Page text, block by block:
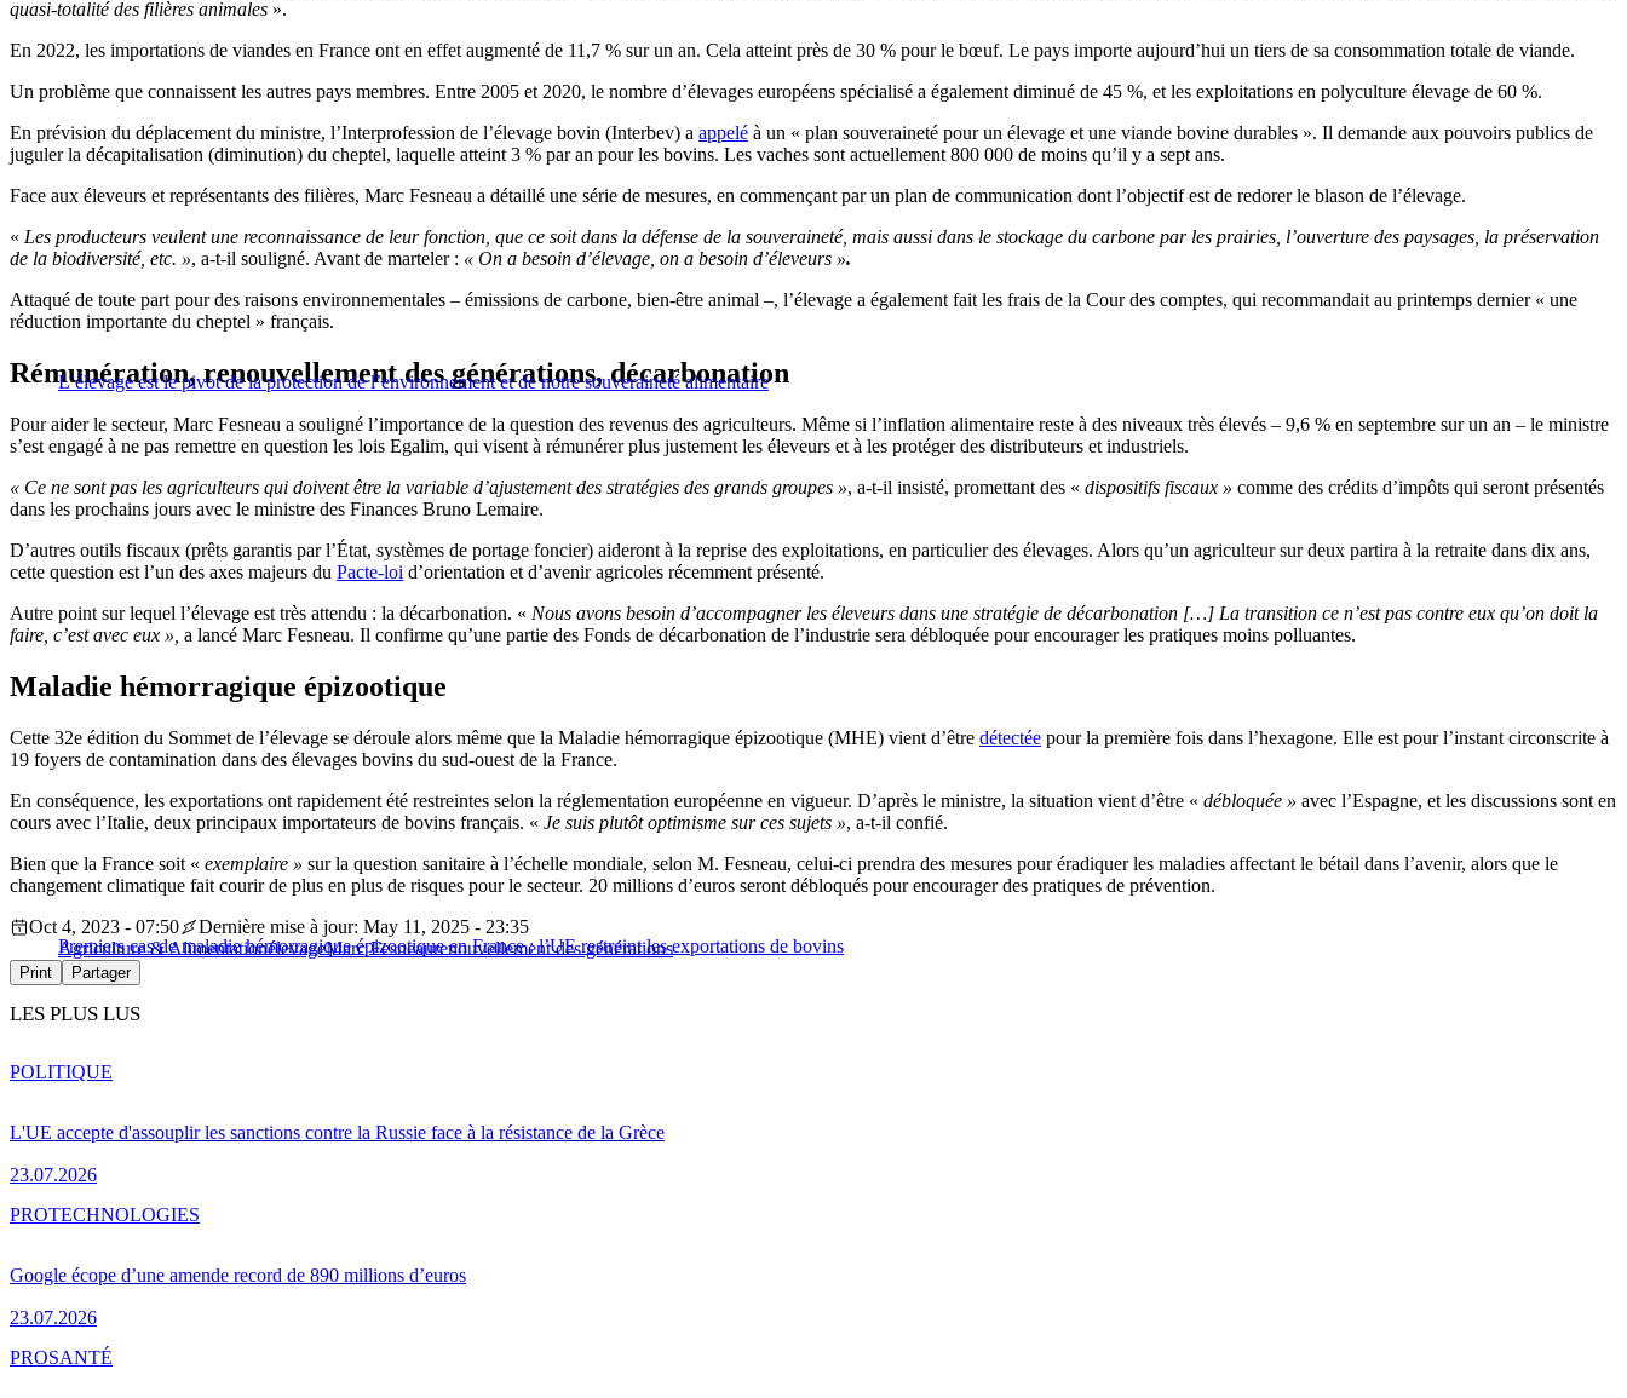
quasi-totalité des filières animales ».
En 2022, les importations de viandes en France ont en effet augmenté de 11,7 % sur un an. Cela atteint près de 30 % pour le bœuf. Le pays importe aujourd’hui un tiers de sa consommation totale de viande.
Un problème que connaissent les autres pays membres. Entre 2005 et 2020, le nombre d’élevages européens spécialisé a également diminué de 45 %, et les exploitations en polyculture élevage de 60 %.
En prévision du déplacement du ministre, l’Interprofession de l’élevage bovin (Interbev) a appelé à un « plan souveraineté pour un élevage et une viande bovine durables ». Il demande aux pouvoirs publics de
juguler la décapitalisation (diminution) du cheptel, laquelle atteint 3 % par an pour les bovins. Les vaches sont actuellement 800 000 de moins qu’il y a sept ans.
Face aux éleveurs et représentants des filières, Marc Fesneau a détaillé une série de mesures, en commençant par un plan de communication dont l’objectif est de redorer le blason de l’élevage.
« Les producteurs veulent une reconnaissance de leur fonction, que ce soit dans la défense de la souveraineté, mais aussi dans le stockage du carbone par les prairies, l’ouverture des paysages, la préservation
de la biodiversité, etc. », a-t-il souligné. Avant de marteler : « On a besoin d’élevage, on a besoin d’éleveurs ».
Attaqué de toute part pour des raisons environnementales – émissions de carbone, bien-être animal –, l’élevage a également fait les frais de la Cour des comptes, qui recommandait au printemps dernier « une
réduction importante du cheptel » français.
L’élevage est le pivot de la protection de l’environnement et de notre souveraineté alimentaire
Rémunération, renouvellement des générations, décarbonation
Pour aider le secteur, Marc Fesneau a souligné l’importance de la question des revenus des agriculteurs. Même si l’inflation alimentaire reste à des niveaux très élevés – 9,6 % en septembre sur un an – le ministre
s’est engagé à ne pas remettre en question les lois Egalim, qui visent à rémunérer plus justement les éleveurs et à les protéger des distributeurs et industriels.
« Ce ne sont pas les agriculteurs qui doivent être la variable d’ajustement des stratégies des grands groupes », a-t-il insisté, promettant des « dispositifs fiscaux » comme des crédits d’impôts qui seront présentés
dans les prochains jours avec le ministre des Finances Bruno Lemaire.
D’autres outils fiscaux (prêts garantis par l’État, systèmes de portage foncier) aideront à la reprise des exploitations, en particulier des élevages. Alors qu’un agriculteur sur deux partira à la retraite dans dix ans,
cette question est l’un des axes majeurs du Pacte-loi d’orientation et d’avenir agricoles récemment présenté.
Autre point sur lequel l’élevage est très attendu : la décarbonation. « Nous avons besoin d’accompagner les éleveurs dans une stratégie de décarbonation […] La transition ce n’est pas contre eux qu’on doit la
faire, c’est avec eux », a lancé Marc Fesneau. Il confirme qu’une partie des Fonds de décarbonation de l’industrie sera débloquée pour encourager les pratiques moins polluantes.
Maladie hémorragique épizootique
Cette 32e édition du Sommet de l’élevage se déroule alors même que la Maladie hémorragique épizootique (MHE) vient d’être détectée pour la première fois dans l’hexagone. Elle est pour l’instant circonscrite à
19 foyers de contamination dans des élevages bovins du sud-ouest de la France.
En conséquence, les exportations ont rapidement été restreintes selon la réglementation européenne en vigueur. D’après le ministre, la situation vient d’être « débloquée » avec l’Espagne, et les discussions sont en
cours avec l’Italie, deux principaux importateurs de bovins français. « Je suis plutôt optimisme sur ces sujets », a-t-il confié.
Bien que la France soit « exemplaire » sur la question sanitaire à l’échelle mondiale, selon M. Fesneau, celui-ci prendra des mesures pour éradiquer les maladies affectant le bétail dans l’avenir, alors que le
changement climatique fait courir de plus en plus de risques pour le secteur. 20 millions d’euros seront débloqués pour encourager des pratiques de prévention.
Premiers cas de maladie hémorragique épizootique en France : l’UE restreint les exportations de bovins
Oct 4, 2023 - 07:50
Dernière mise à jour: May 11, 2025 - 23:35
Agriculture & AlimentationélevageMarc Fesneaurenouvellement des générations
Print Partager
LES PLUS LUS
L'UE accepte d'assouplir les sanctions contre la Russie face à la résistance de la Grèce
23.07.2026
POLITIQUE
Google écope d’une amende record de 890 millions d’euros
23.07.2026
PROTECHNOLOGIES
PROSANTÉ